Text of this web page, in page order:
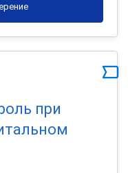
при